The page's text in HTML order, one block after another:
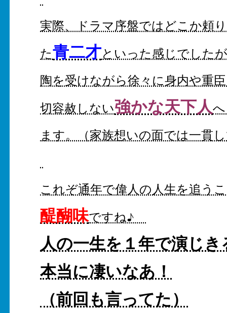
実際、ドラマ序盤ではどこか頼
た青二才といった感じでした
陶を受けながら徐々に身内や重
切容赦しない強かな天下人
ます。（家族想いの面では一貫
これぞ通年で偉人の人生を追う
醍醐味ですね♪
人の一生を１年で演じ
本当に凄いなあ！
（前回も言ってた）